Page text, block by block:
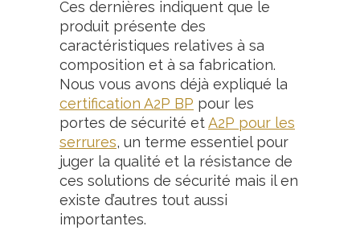
Ces dernières indiquent que le
produit présente des
caractéristiques relatives à sa
composition et à sa fabrication.
Nous vous avons déjà expliqué la
certification A2P BP pour les
portes de sécurité etA2P pour les
serrures, un terme essentiel pour
juger la qualité et la résistance de
ces solutions de sécurité mais il en
existe d’autres tout aussi
importantes.